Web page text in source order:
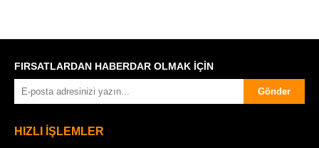
FIRSATLARDAN HABERDAR OLMAK İÇİN
Gönder
HIZLI İŞLEMLER